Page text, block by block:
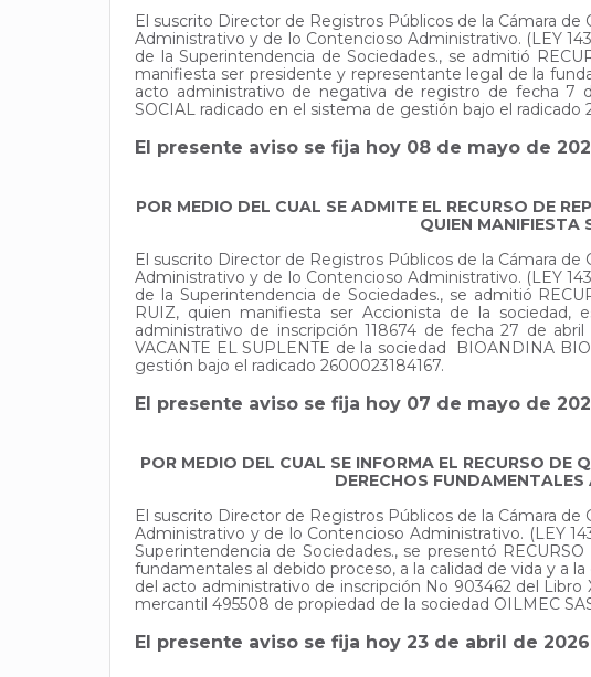
El suscrito Director de Registros Públicos de la Cámara
Administrativo y de lo Contencioso Administrativo. (LEY
de la Superintendencia de Sociedades., se admitió
manifiesta ser presidente y representante legal de la
acto administrativo de negativa de registro de fecha 7
SOCIAL radicado en el sistema de gestión bajo el radicado
El presente aviso se fija hoy 08 de mayo de
POR MEDIO DEL CUAL SE ADMITE EL RECURSO DE
QUIEN MANIFIESTA
El suscrito Director de Registros Públicos de la Cámara
Administrativo y de lo Contencioso Administrativo. (LEY
de la Superintendencia de Sociedades., se admitió
RUIZ, quien manifiesta ser Accionista de la
administrativo de inscripción 118674 de fecha 27 de
VACANTE EL SUPLENTE de la sociedad BIOANDINA
gestión bajo el radicado 2600023184167.
El presente aviso se fija hoy 07 de mayo de
POR MEDIO DEL CUAL SE INFORMA EL RECURSO DE
DERECHOS
El suscrito Director de Registros Públicos de la Cámara
Administrativo y de lo Contencioso Administrativo. (LEY
Superintendencia de Sociedades., se presentó
fundamentales al debido proceso, a la calidad de vida y a
del acto administrativo de inscripción No 903462 del
mercantil 495508 de propiedad de la sociedad OILMEC
El presente aviso se fija hoy 23 de abril de